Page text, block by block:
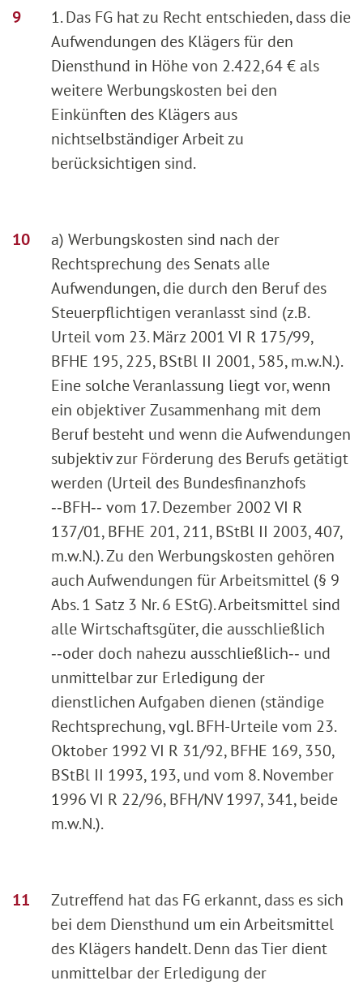
1. Das FG hat zu Recht entschieden, dass die
Aufwendungen des Klägers für den
Diensthund in Höhe von 2.422,64 € als
weitere Werbungskosten bei den
Einkünften des Klägers aus
nichtselbständiger Arbeit zu
berücksichtigen sind.
a) Werbungskosten sind nach der
Rechtsprechung des Senats alle
Aufwendungen, die durch den Beruf des
Steuerpflichtigen veranlasst sind (z.B.
Urteil vom 23. März 2001 VI R 175/99,
BFHE 195, 225, BStBl II 2001, 585, m.w.N.).
Eine solche Veranlassung liegt vor, wenn
ein objektiver Zusammenhang mit dem
Beruf besteht und wenn die Aufwendungen
subjektiv zur Förderung des Berufs getätigt
werden (Urteil des Bundesfinanzhofs
‑‑BFH‑‑ vom 17. Dezember 2002 VI R
137/01, BFHE 201, 211, BStBl II 2003, 407,
m.w.N.). Zu den Werbungskosten gehören
auch Aufwendungen für Arbeitsmittel (§ 9
Abs. 1 Satz 3 Nr. 6 EStG). Arbeitsmittel sind
alle Wirtschaftsgüter, die ausschließlich
‑‑oder doch nahezu ausschließlich‑‑ und
unmittelbar zur Erledigung der
dienstlichen Aufgaben dienen (ständige
Rechtsprechung, vgl. BFH-Urteile vom 23.
Oktober 1992 VI R 31/92, BFHE 169, 350,
BStBl II 1993, 193, und vom 8. November
1996 VI R 22/96, BFH/NV 1997, 341, beide
m.w.N.).
Zutreffend hat das FG erkannt, dass es sich
bei dem Diensthund um ein Arbeitsmittel
des Klägers handelt. Denn das Tier dient
unmittelbar der Erledigung der